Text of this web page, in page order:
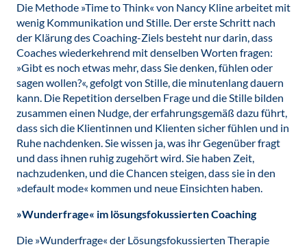
Die Methode »Time to Think« von Nancy Kline arbeitet mit
wenig Kommunikation und Stille. Der erste Schritt nach
der Klärung des Coaching-Ziels besteht nur darin, dass
Coaches wiederkehrend mit denselben Worten fragen:
»Gibt es noch etwas mehr, dass Sie denken, fühlen oder
sagen wollen?«, gefolgt von Stille, die minutenlang dauern
kann. Die Repetition derselben Frage und die Stille bilden
zusammen einen Nudge, der erfahrungsgemäß dazu führt,
dass sich die Klientinnen und Klienten sicher fühlen und in
Ruhe nachdenken. Sie wissen ja, was ihr Gegenüber fragt
und dass ihnen ruhig zugehört wird. Sie haben Zeit,
nachzudenken, und die Chancen steigen, dass sie in den
»default mode« kommen und neue Einsichten haben.
»Wunderfrage« im lösungsfokussierten Coaching
Die »Wunderfrage« der Lösungsfokussierten Therapie